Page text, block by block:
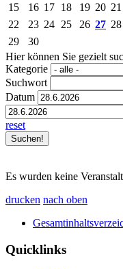
15
16 17 18 19 20 21
22
23 24 25 26 27 28
29
30
Hier können Sie gezielt
Kategorie
Suchwort
Datum
reset
Es wurden keine
drucken nach oben
Quicklinks